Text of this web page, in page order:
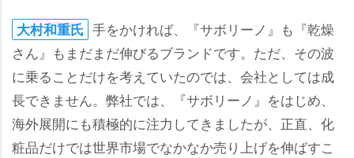
大村和重氏 手をかければ、『サボリーノ』も『乾燥
さん』もまだまだ伸びるブランドです。ただ、その波
に乗ることだけを考えていたのでは、会社としては成
長できません。弊社では、『サボリーノ』をはじめ、
海外展開にも積極的に注力してきましたが、正直、化
粧品だけでは世界市場でなかなか売り上げを伸ばすこ